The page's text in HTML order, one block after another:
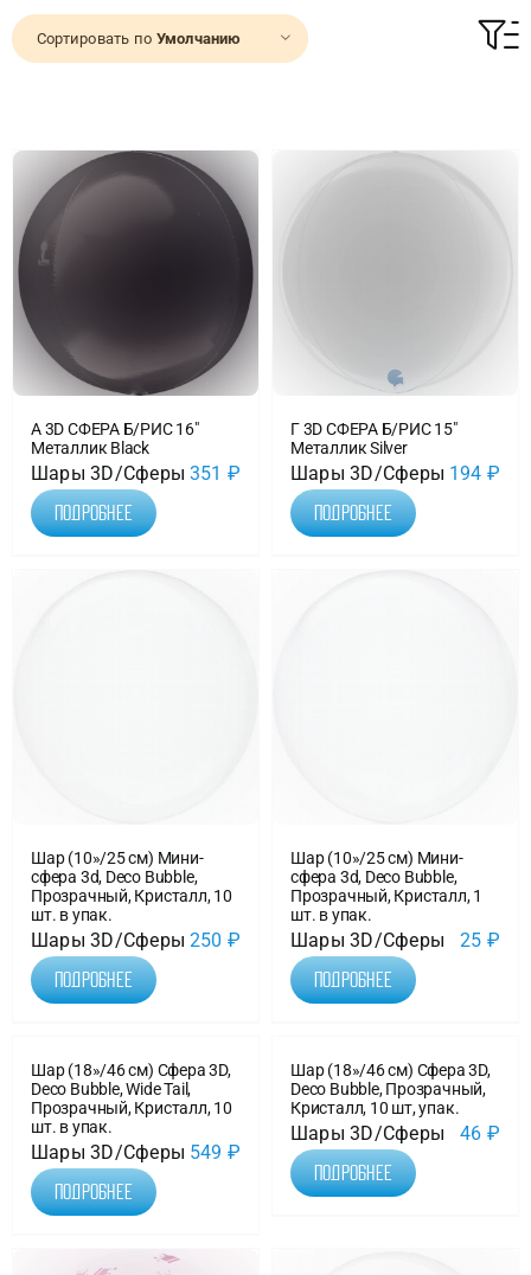
Доставка
Политика конфиденциальности
Сортировать по Умолчанию
А 3D СФЕРА Б/РИС 16″
Металлик Black
Шары 3D/Сферы 351 ₽
Подробнее
Г 3D СФЕРА Б/РИС 15″
Металлик Silver
Шары 3D/Сферы 194 ₽
Подробнее
Шар (10»/25 см) Мини-
сфера 3d, Deco Bubble,
Прозрачный, Кристалл, 10
шт. в упак.
Шары 3D/Сферы 250 ₽
Подробнее
Шар (10»/25 см) Мини-
сфера 3d, Deco Bubble,
Прозрачный, Кристалл, 1
шт. в упак.
Шары 3D/Сферы 25 ₽
Подробнее
Шар (18»/46 см) Сфера 3D,
Deco Bubble, Wide Tail,
Прозрачный, Кристалл, 10
шт. в упак.
Шары 3D/Сферы 549 ₽
Подробнее
Шар (18»/46 см) Сфера 3D,
Deco Bubble, Прозрачный,
Кристалл, 10 шт, упак.
Шары 3D/Сферы 46 ₽
Подробнее